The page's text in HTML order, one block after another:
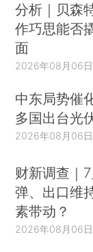
分析｜贝森
作巧思能否
面
2026年08月06日
中东局势催
多国出台光
2026年08月06日
财新调查｜
弹、出口维
素带动？
2026年08月06日